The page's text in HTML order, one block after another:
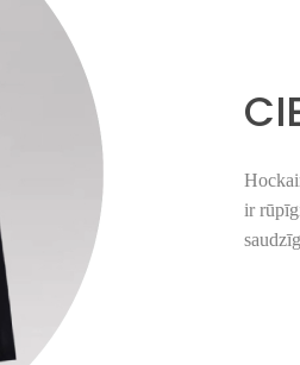
ir rūpī